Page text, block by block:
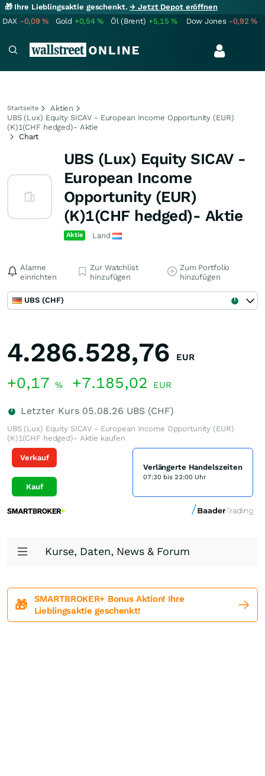
🎁 Ihre Lieblingsaktie geschenkt.→ Jetzt Depot eröffnen
DAX -0,09% Gold +0,54% Öl (Brent) +5,15% Dow Jones -0,92%
Startseite
Aktien
UBS (Lux) Equity SICAV - European Income Opportunity (EUR)
(K)1(CHF hedged)- Aktie
Chart
UBS (Lux) Equity SICAV -
European Income
Opportunity (EUR)
(K)1(CHF hedged)- Aktie
Aktie Land
Alarme
einrichten
Zur Watchlist
hinzufügen
Zum Portfolio
hinzufügen
UBS (CHF)
4.286.528,76 EUR
+0,17 % +7.185,02 EUR
Letzter Kurs 05.08.26 UBS (CHF)
UBS (Lux) Equity SICAV - European Income Opportunity (EUR)
(K)1(CHF hedged)- Aktie kaufen
Verkauf
Kauf
Verlängerte Handelszeiten
07:30 bis 23:00 Uhr
Kurse, Daten, News & Forum
🎁
SMARTBROKER+ Bonus Aktion! Ihre
Lieblingsaktie geschenkt!